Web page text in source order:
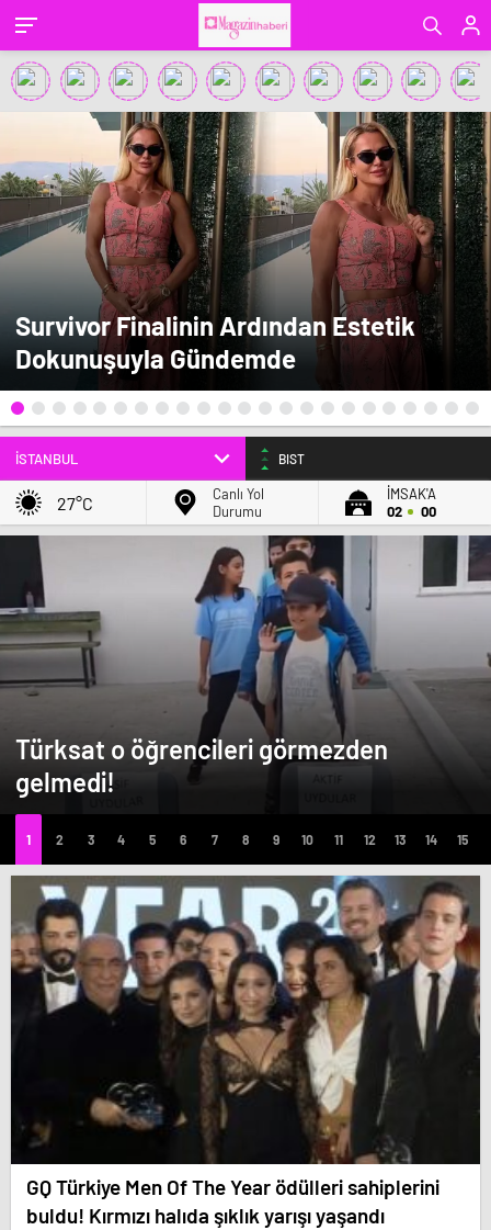
Survivor Finalinin Ardından Estetik
Dokunuşuyla Gündemde
BIST
27°C
Canlı Yol
Durumu
İMSAK'A
02
00
Türksat o öğrencileri görmezden
gelmedi!
GQ Türkiye Men Of The Year ödülleri sahiplerini
buldu! Kırmızı halıda şıklık yarışı yaşandı